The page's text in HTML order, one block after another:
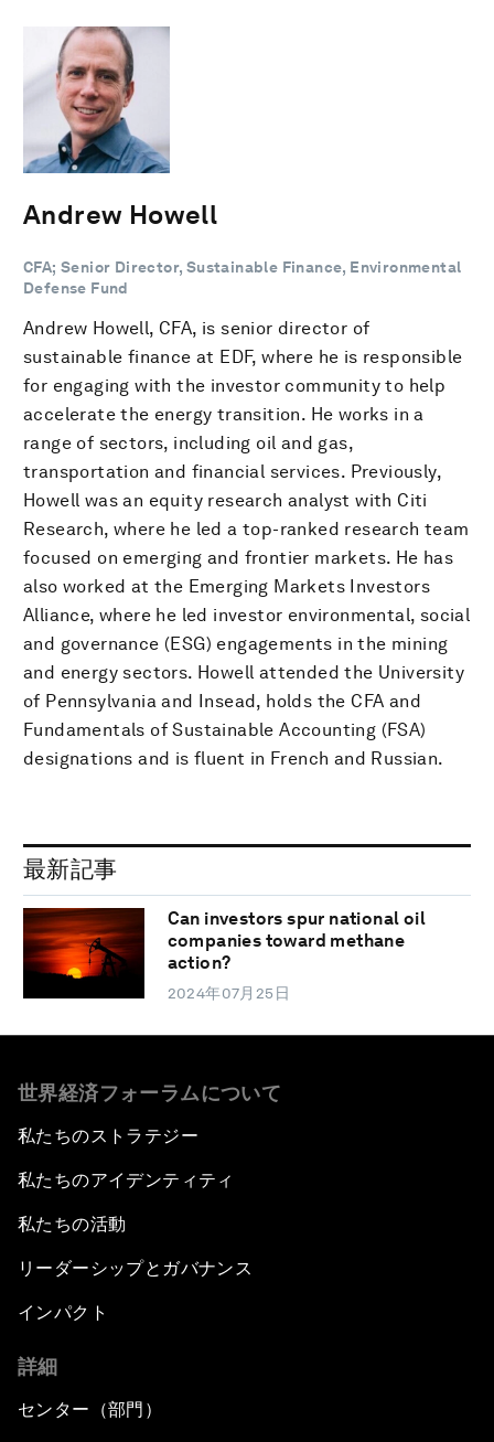
Andrew Howell
CFA; Senior Director, Sustainable Finance, Environmental
Defense Fund
Andrew Howell, CFA, is senior director of
sustainable finance at EDF, where he is responsible
for engaging with the investor community to help
accelerate the energy transition. He works in a
range of sectors, including oil and gas,
transportation and financial services. Previously,
Howell was an equity research analyst with Citi
Research, where he led a top-ranked research team
focused on emerging and frontier markets. He has
also worked at the Emerging Markets Investors
Alliance, where he led investor environmental, social
and governance (ESG) engagements in the mining
and energy sectors. Howell attended the University
of Pennsylvania and Insead, holds the CFA and
Fundamentals of Sustainable Accounting (FSA)
designations and is fluent in French and Russian.
最新記事
Can investors spur national oil
companies toward methane
action?
2024年07月25日
世界経済フォーラムについて
私たちのストラテジー
私たちのアイデンティティ
私たちの活動
リーダーシップとガバナンス
インパクト
詳細
センター（部門）